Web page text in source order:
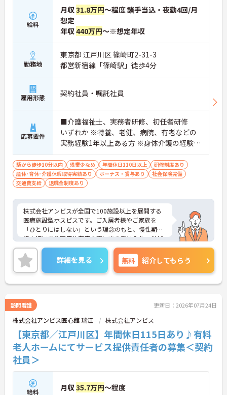
専門性を着実に深めていける環境が用意されていま
す。
★おすすめPOINT★
・入職後はお一人おひとりの習熟度に合わせた個別
のＯＪＴ研修を実施し、ｅラーニングを用いた学習
の機会も提供されます
・施設内には看護師が24時間常駐しており、急変時
の対応や専門的な医療処置は看護師が担当するため
負担が減ります
・介護スタッフと看護スタッフの比率が1対1で相談
しやすく、初任者研修や実務者研修からでも着実に
専門性を高められます
＜残業月7時間以下で身体の負担を軽減！＞
・常勤で働くスタッフの比率が90パーセント以上と
高く、急なシフト変更や無理な長時間勤務が発生し
にくい人員体制です
・訪問スケジュールに沿って施設内でのケアを行う
ため、月平均の残業時間は5時間から7時間程度とか
・夜勤明けの翌日は原則としてお休みとなるシフト
編成が組まれており、しっかりと休息を取りながら
長期的な就業が可能です
＜評価制度でキャリアアップ＞
・介護福祉士や初任者研修などの資格や実務経験、
夜勤回数がしっかりと給与に反映されるためモチベ
ーションを維持できます
・年次を問わずリーダーや主任などのマネジメント
職へ昇格する事例も多数あり、腰を据えて長期的な
キャリア形成が可能です
給料
月収31.8万円～程度 諸手当込・夜勤4回/月
想定
年収440万円～※想定年収
勤務地
東京都 江戸川区 篠崎町2-31-3
都営新宿線「篠崎駅」徒歩4分
雇用形態 契約社員・嘱託社員
応募要件
■介護福祉士、実務者研修、初任者研修
いずれか ※特養、老健、病院、有老などの
実務経験1年以上ある方 ※身体介護の経験年
以上ある方、機械浴の使用の経験のある方
歓迎
駅から徒歩10分以内 残業少なめ 年間休日110日以上
研修制度あり
産休･育休･介護休暇取得実績あり
ボーナス・賞与あり
社会保険完備
交通費支給
退職金制度あり
株式会社アンビスが全国で100施設以上を展開する
医療施設型ホスピスです。ご入居者様やご家族を
「ひとりにはしない」という理念のもと、慢性期や
終末期にあり医療依存度の高い方を受け入れ、地域
医療を支える社会的意義の高い事業を推進していま
す。現場には看護師が24時間常駐しています。急変
時の対応や医療行為は看護師が担当するため、初任
者研修や実務者研修の方も食事介助や入浴介助など
の生活を支えるケアに専念できる環境です。多職種
連携の体制がしっかりと整っています。働き方の面
では、夜勤明けの翌日が原則として公休となるほ
か、月平均の残業時間も5時間から7時間程度とかな
り少なめです。常勤スタッフの比率が90パーセント
を超えているため急な勤務変更が発生しにくく、あ
らかじめ決められた訪問予定表に沿って規則正しく
働けます。入職後は現場スタッフによるお一人おひ
とりに合わせた個別のOJT研修が実施されます。eラ
専門性を着実に深めていける環境が用意されていま
詳細を見る 無料 紹介してもらう
訪問看護 更新日：2026年07月24日
株式会社アンビス医心館 瑞江 株式会社アンビス
【東京都／江戸川区】年間休日115日あり♪有料
老人ホームにてサービス提供責任者の募集＜契約
社員＞
給料 月収35.7万円～程度